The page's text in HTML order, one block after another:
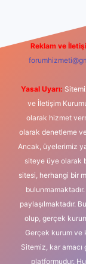
Reklam ve
Yasal Uyarı:
ve İletişim
olarak hizmet
olarak denetleme
Ancak, üyelerimiz
siteye üye olarak
sitesi, herhangi bir
paylaşılmaktadır.
olup, gerçek
Gerçek kurum ve
Sitemiz, kar
platformudur.